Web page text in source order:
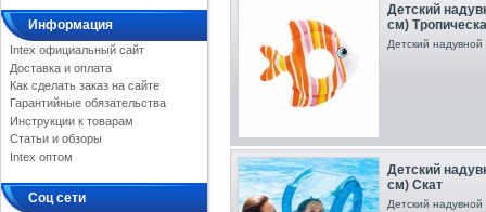
Информация
Intex официальный сайт
Доставка и оплата
Как сделать заказ на сайте
Гарантийные обязательства
Инструкции к товарам
Статьи и обзоры
Intex оптом
Соц сети
Детский
см)
Детский
Детский
см) Скат
Детский